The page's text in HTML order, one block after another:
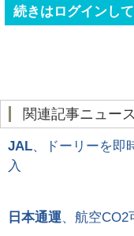
続きはログインし
関連記事ニュース
JAL、ドーリーを即
入
日本通運、航空CO2